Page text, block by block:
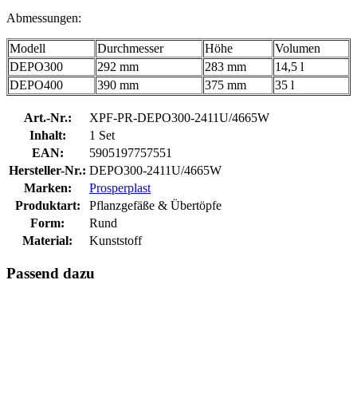
Abmessungen:
Modell Durchmesser Höhe
Volumen
DEPO300
292 mm 283 mm
14,5 l
DEPO400
390 mm 375 mm 35 l
Art.-Nr.:
XPF-PR-DEPO300-2411U/4665W
Inhalt:
1 Set
EAN:
5905197757551
Hersteller-Nr.: DEPO300-2411U/4665W
Marken:
Prosperplast
Produktart:
Pflanzgefäße & Übertöpfe
Form:
Rund
Material:
Kunststoff
Passend dazu